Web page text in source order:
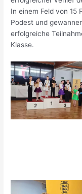
In einem Feld von 15
Podest und
erfolgreiche
Klasse.